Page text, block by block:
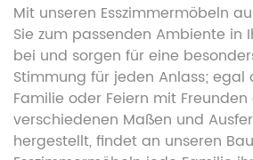
Mit unseren Esszimmermöbeln
Sie zum passenden Ambiente in
bei und sorgen für eine
Stimmung für jeden Anlass; egal
Familie oder Feiern mit
verschiedenen Maßen und
hergestellt, findet an unseren